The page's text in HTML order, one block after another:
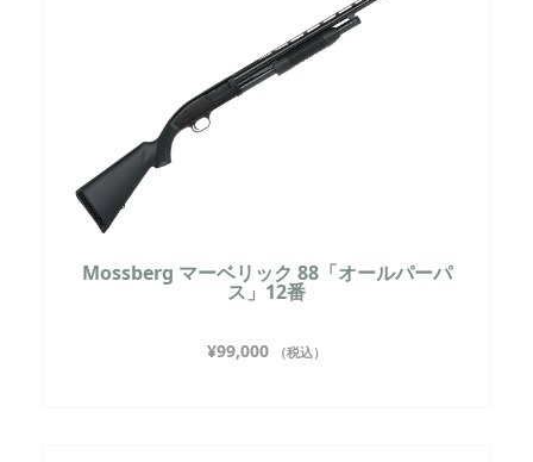
Mossberg マーベリック 88「オールパーパ
ス」12番
¥99,000 （税込）